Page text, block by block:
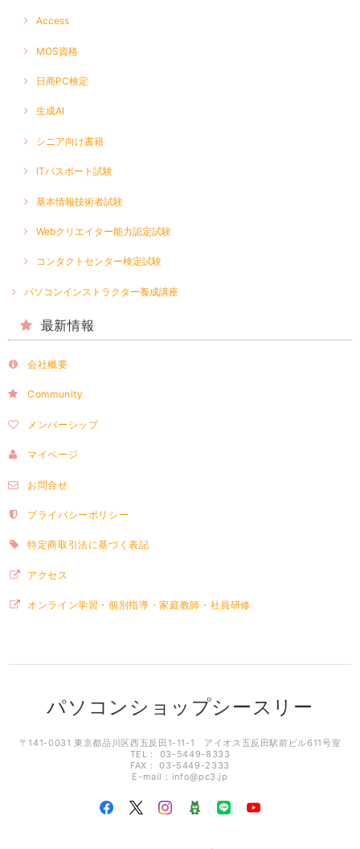
Access
MOS資格
日商PC検定
生成AI
シニア向け書籍
ITパスポート試験
基本情報技術者試験
Webクリエイター能力認定試験
コンタクトセンター検定試験
パソコンインストラクター養成講座
最新情報
会社概要
Community
メンバーシップ
マイページ
お問合せ
プライバシーポリシー
特定商取引法に基づく表記
アクセス
オンライン学習・個別指導・家庭教師・社員研修
パソコンショップシースリー
〒141-0031 東京都品川区西五反田1-11-1 アイオス五反田駅前ビル611号室
TEL： 03-5449-8333
FAX： 03-5449-2333
E-mail： info@pc3.jp